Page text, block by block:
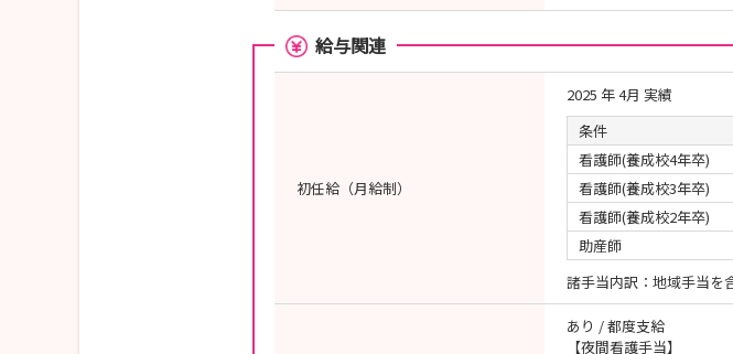
給与関連
初任給（月給制）
2025 年 4月 実績
条件
看護師(養成校4年卒)
看護師(養成校3年卒)
看護師(養成校2年卒)
助産師
諸手当内訳：地域手当を
あり / 都度支給
【夜間看護手当】